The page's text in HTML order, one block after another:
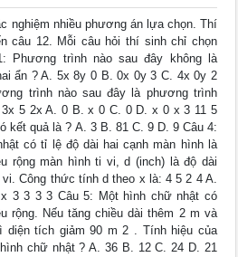
nghiệm nhiều phương án lựa chọn. Thí
câu 12. Mỗi câu hỏi thí sinh chỉ chọn
Phương trình nào sau đây không là
ẩn ? A. 5x 8y 0 B. 0x 0y 3 C. 4x 0y 2
trình nào sau đây là phương trình
5 2x A. 0 B. x 0 C. 0 D. x 0 x 3 11 5
kết quả là ? A. 3 B. 81 C. 9 D. 9 Câu 4:
có tỉ lệ độ dài hai cạnh màn hình là
rộng màn hình ti vi, d (inch) là độ dài
Công thức tính d theo x là: 4 5 2 4 A.
3 3 3 3 Câu 5: Một hình chữ nhật có
rộng. Nếu tăng chiều dài thêm 2 m và
diện tích giảm 90 m 2 . Tính hiệu của
chữ nhật ? A. 36 B. 12 C. 24 D. 21